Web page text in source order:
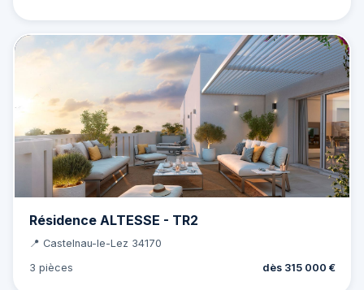
Résidence ALTESSE - TR2
📍 Castelnau-le-Lez 34170
3 pièces
dès 315 000 €